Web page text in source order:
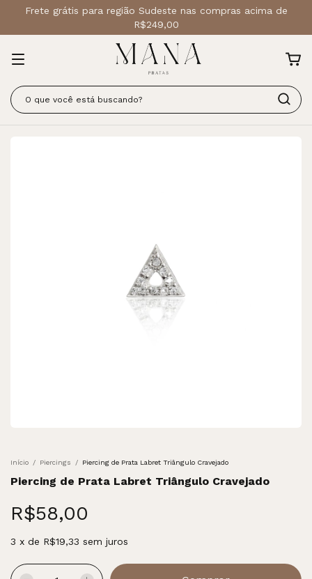
Frete grátis para região Sudeste nas compras acima de
R$249,00
Início / Piercings / Piercing de Prata Labret Triângulo Cravejado
Piercing de Prata Labret Triângulo Cravejado
R$58,00
3 x de R$19,33 sem juros